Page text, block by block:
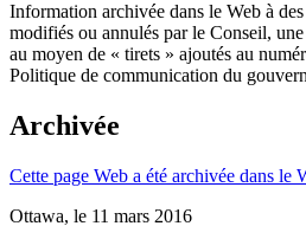
Information archivée dans le Web à
modifiés ou annulés par le Conseil,
au moyen de « tirets » ajoutés au
Politique de communication du
Archivée
Cette page Web a été archivée dans le
Ottawa, le 11 mars 2016